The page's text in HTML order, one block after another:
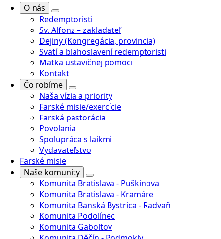
O nás
Redemptoristi
Sv. Alfonz – zakladateľ
Dejiny (Kongregácia, provincia)
Svätí a blahoslavení redemptoristi
Matka ustavičnej pomoci
Kontakt
Čo robíme
Naša vízia a priority
Farské misie/exercície
Farská pastorácia
Povolania
Spolupráca s laikmi
Vydavateľstvo
Farské misie
Naše komunity
Komunita Bratislava - Puškinova
Komunita Bratislava - Kramáre
Komunita Banská Bystrica - Radvaň
Komunita Podolínec
Komunita Gaboltov